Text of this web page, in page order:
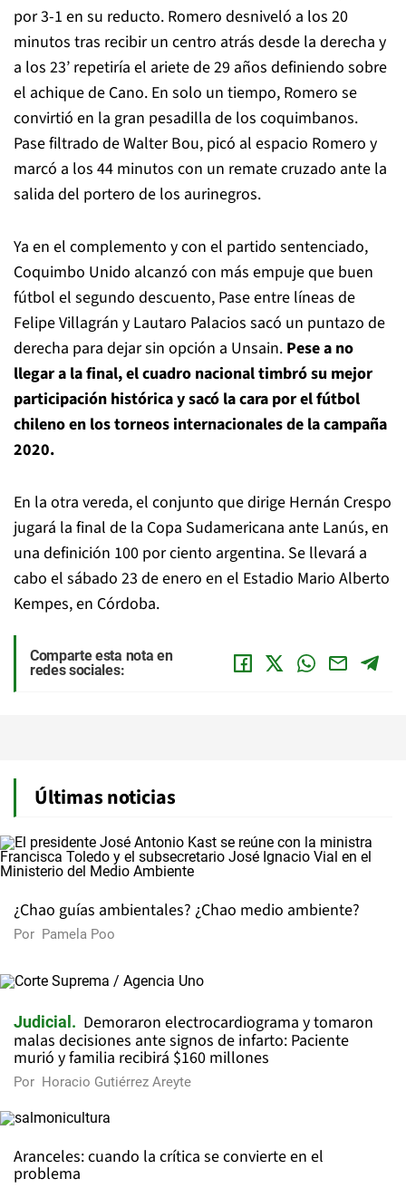
por 3-1 en su reducto. Romero desniveló a los 20
minutos tras recibir un centro atrás desde la derecha y
a los 23’ repetiría el ariete de 29 años definiendo sobre
el achique de Cano. En solo un tiempo, Romero se
convirtió en la gran pesadilla de los coquimbanos.
Pase filtrado de Walter Bou, picó al espacio Romero y
marcó a los 44 minutos con un remate cruzado ante la
salida del portero de los aurinegros.
Ya en el complemento y con el partido sentenciado,
Coquimbo Unido alcanzó con más empuje que buen
fútbol el segundo descuento, Pase entre líneas de
Felipe Villagrán y Lautaro Palacios sacó un puntazo de
derecha para dejar sin opción a Unsain. Pese a no
llegar a la final, el cuadro nacional timbró su mejor
participación histórica y sacó la cara por el fútbol
chileno en los torneos internacionales de la campaña
2020.
En la otra vereda, el conjunto que dirige Hernán Crespo
jugará la final de la Copa Sudamericana ante Lanús, en
una definición 100 por ciento argentina. Se llevará a
cabo el sábado 23 de enero en el Estadio Mario Alberto
Kempes, en Córdoba.
Comparte esta nota en
redes sociales:
Últimas noticias
¿Chao guías ambientales? ¿Chao medio ambiente?
Por Pamela Poo
Judicial
Demoraron electrocardiograma y tomaron
malas decisiones ante signos de infarto: Paciente
murió y familia recibirá $160 millones
Por Horacio Gutiérrez Areyte
Aranceles: cuando la crítica se convierte en el
problema